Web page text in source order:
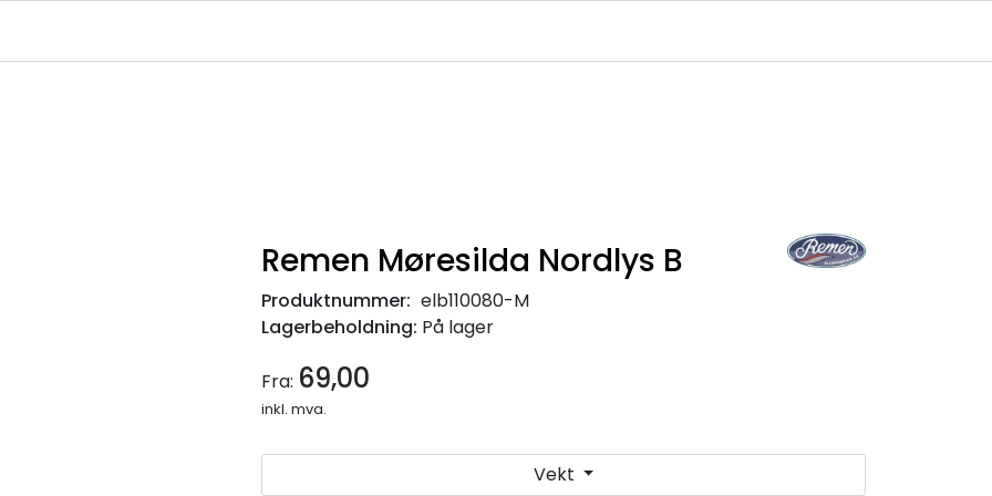
Remen Møresilda Nordlys B
Produktnummer: elb110080-M
Lagerbeholdning: På lager
Fra: 69,00
inkl. mva.
Vekt